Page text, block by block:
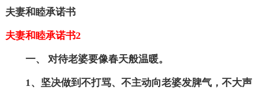
夫妻和睦承诺书
夫妻和睦承诺书2
一、 对待老婆要像春天般温暖。
1、坚决做到不打骂、不主动向老婆发脾气，不大声